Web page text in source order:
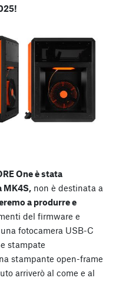
One è stata
MK4S, non è destinata a
a produrre e
del firmware e
fotocamera USB-C
stampate
stampante open-frame
arriverò al come e al